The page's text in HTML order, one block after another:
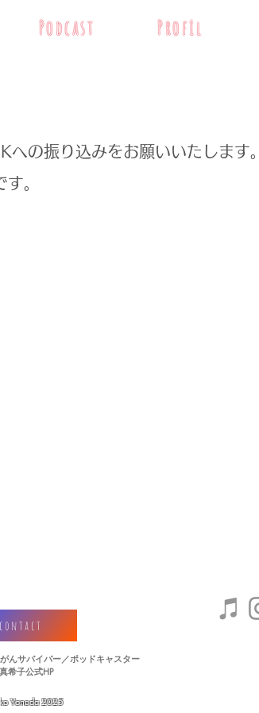
Podcast Profil
の振り込みをお願いいたします。
。
contact
んサバイバー／ポッドキャスター
希子公式HP
Yoneda 2025